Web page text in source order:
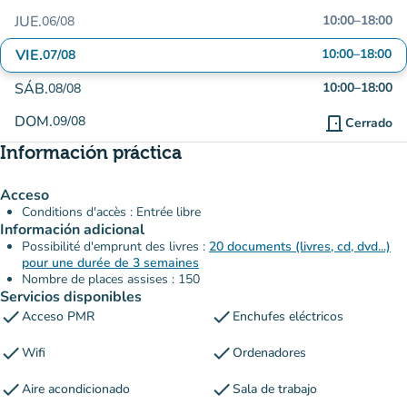
JUE.06/08 10:00–18:00
VIE.07/08 10:00–18:00
SÁB.08/08 10:00–18:00
DOM.09/08 door_front Cerrado
Información práctica
Acceso
Conditions d'accès : Entrée libre
Información adicional
Possibilité d'emprunt des livres : 20 documents (livres, cd, dvd...)
pour une durée de 3 semaines
Nombre de places assises : 150
Servicios disponibles
checkAcceso PMR check Enchufes eléctricos
checkWifi checkOrdenadores
checkAire acondicionado checkSala de trabajo